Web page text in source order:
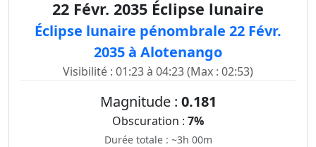
22 Févr. 2035 Éclipse lunaire
Éclipse lunaire pénombrale 22 Févr.
2035 à Alotenango
Visibilité : 01:23 à 04:23 (Max : 02:53)
Magnitude : 0.181
Obscuration : 7%
Durée totale : ~3h 00m